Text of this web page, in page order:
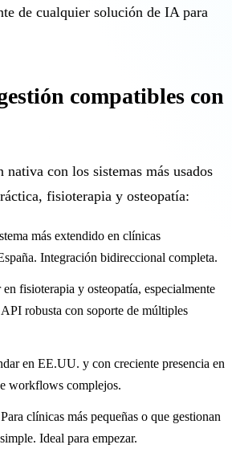
de cualquier solución de IA para
compatibles con
con los sistemas más usados
fisioterapia y osteopatía:
más extendido en clínicas
Integración bidireccional completa.
fisioterapia y osteopatía, especialmente
robusta con soporte de múltiples
en EE.UU. y con creciente presencia en
workflows complejos.
clínicas más pequeñas o que gestionan
Ideal para empezar.